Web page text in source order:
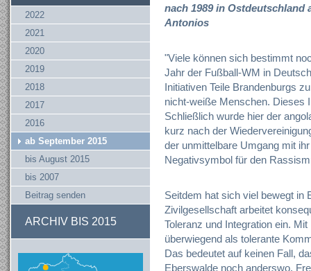
2022
2021
2020
2019
2018
2017
2016
ab September 2015
bis August 2015
bis 2007
Beitrag senden
ARCHIV BIS 2015
nach 1989 in Ostdeutschland
Antonios
"Viele können sich bestimmt
Jahr der Fußball-WM in
Initiativen Teile Brandenburgs
nicht-weiße Menschen. Dieses
Schließlich wurde hier der
kurz nach der
der unmittelbare Umgang mit
Negativsymbol für den
Seitdem hat sich viel bewegt in
Zivilgesellschaft arbeitet
Toleranz und Integration ein.
überwiegend als tolerante
Das bedeutet auf keinen Fall,
Eberswalde noch anderswo.